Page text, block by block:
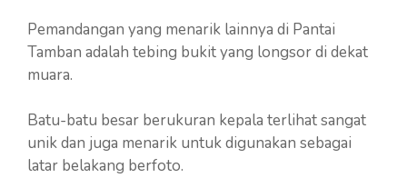
Pemandangan yang menarik lainnya di Pantai
Tamban adalah tebing bukit yang longsor di dekat
muara.
Batu-batu besar berukuran kepala terlihat sangat
unik dan juga menarik untuk digunakan sebagai
latar belakang berfoto.